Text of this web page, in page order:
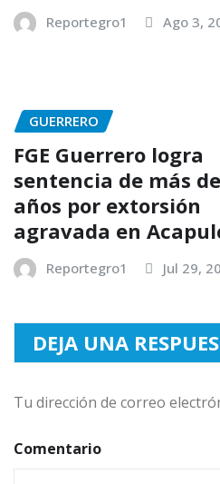
Reportegro1 Ago 3,
GUERRERO
FGE Guerrero logra
sentencia de más
años por extorsión
agravada en
Reportegro1 Jul 29,
DEJA UNA
Tu dirección de correo
Comentario